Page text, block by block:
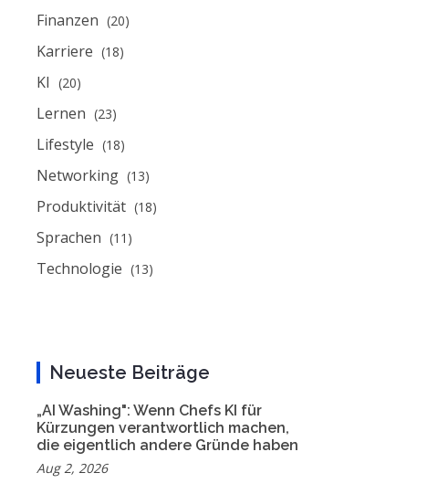
Finanzen (20)
Karriere (18)
KI (20)
Lernen (23)
Lifestyle (18)
Networking (13)
Produktivität (18)
Sprachen (11)
Technologie (13)
Neueste Beiträge
„AI Washing": Wenn Chefs KI für
Kürzungen verantwortlich machen,
die eigentlich andere Gründe haben
Aug 2, 2026